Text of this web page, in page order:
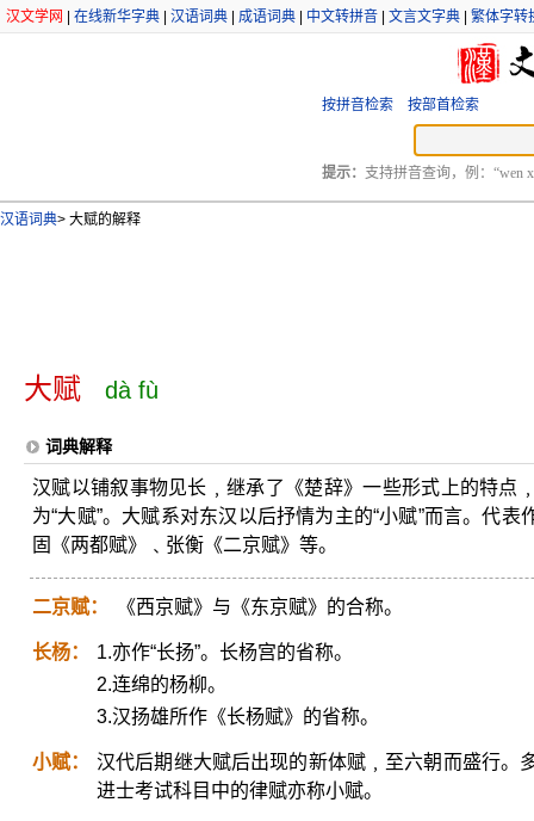
汉文学网 在线新华字典 汉语词典 成语词典 中文转拼音 文言文字典 繁体字转
按拼音检索 按部首检索
提示： 支持拼音查询，例：“wen
汉语词典> 大赋的解释
大赋 dà fù
词典解释
汉赋以铺叙事物见长﹐继承了《楚辞》一些形式上的特点
为“大赋”。大赋系对东汉以后抒情为主的“小赋”而言。代
固《两都赋》﹑张衡《二京赋》等。
二京赋： 《西京赋》与《东京赋》的合称。
长杨：
1.亦作“长扬”。长杨宫的省称。
2.连绵的杨柳。
3.汉扬雄所作《长杨赋》的省称。
小赋：
汉代后期继大赋后出现的新体赋﹐至六朝而盛行。
进士考试科目中的律赋亦称小赋。